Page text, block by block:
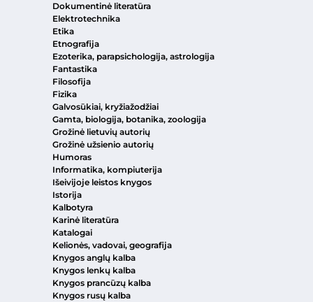
Dokumentinė literatūra
Elektrotechnika
Etika
Etnografija
Ezoterika, parapsichologija, astrologija
Fantastika
Filosofija
Fizika
Galvosūkiai, kryžiažodžiai
Gamta, biologija, botanika, zoologija
Grožinė lietuvių autorių
Grožinė užsienio autorių
Humoras
Informatika, kompiuterija
Išeivijoje leistos knygos
Istorija
Kalbotyra
Karinė literatūra
Katalogai
Kelionės, vadovai, geografija
Knygos anglų kalba
Knygos lenkų kalba
Knygos prancūzų kalba
Knygos rusų kalba